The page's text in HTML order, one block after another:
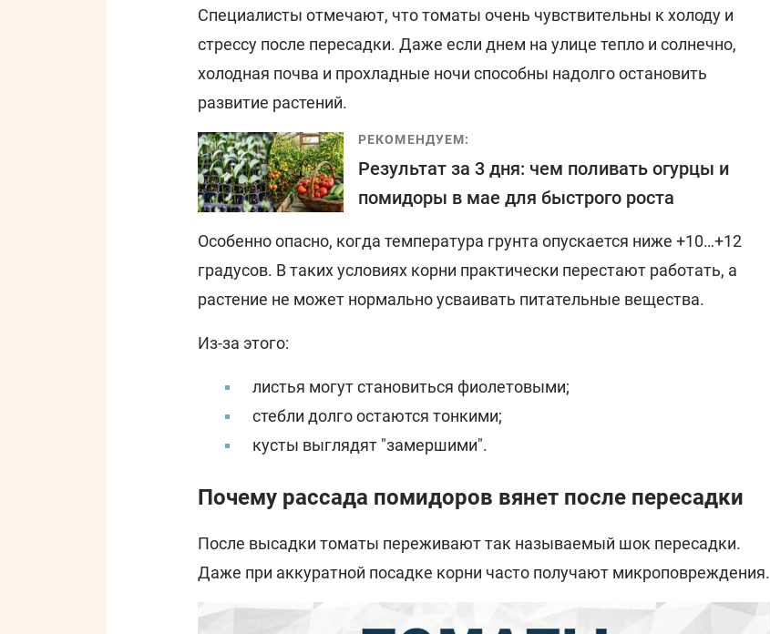
Специалисты отмечают, что томаты очень чувствительны к холоду и
стрессу после пересадки. Даже если днем на улице тепло и солнечно,
холодная почва и прохладные ночи способны надолго остановить
развитие растений.
РЕКОМЕНДУЕМ:
Результат за 3 дня: чем поливать огурцы и
помидоры в мае для быстрого роста
Особенно опасно, когда температура грунта опускается ниже +10…+12
градусов. В таких условиях корни практически перестают работать, а
растение не может нормально усваивать питательные вещества.
Из-за этого:
листья могут становиться фиолетовыми;
стебли долго остаются тонкими;
кусты выглядят "замершими".
Почему рассада помидоров вянет после пересадки
После высадки томаты переживают так называемый шок пересадки.
Даже при аккуратной посадке корни часто получают микроповреждения.